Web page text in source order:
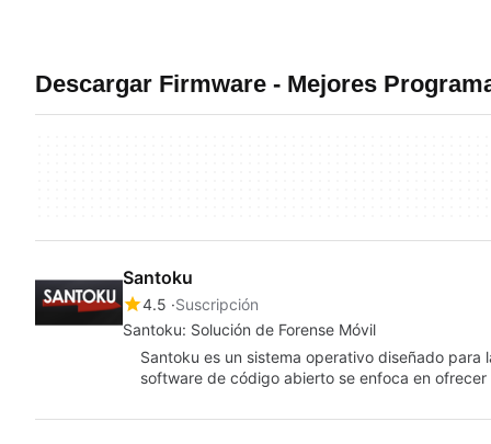
Descargar Firmware - Mejores
Santoku
4.5 Suscripción
Santoku: Solución de Forense Móvil
Santoku es un sistema operativo diseñado para
software de código abierto se enfoca en